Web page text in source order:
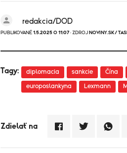
redakcia/DOD
PUBLIKOVANÉ 1.5.2025 O 11:07 · ZDROJ NOVINY.SK/
Tagy: diplomacia sankcie Čína
europoslankyna Lexmann
Zdielať na